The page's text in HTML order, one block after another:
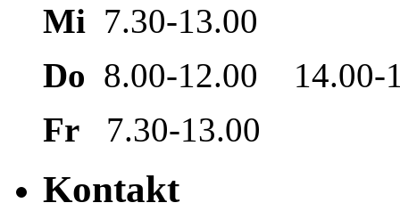
Mi 7.30-13.00
Do 8.00-12.00 14.00-
Fr 7.30-13.00
Kontakt